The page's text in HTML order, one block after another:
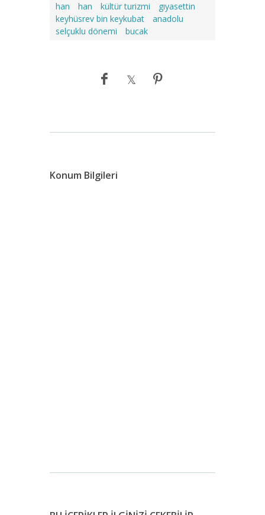
han
han kültür turizmi
gıyasettin
keyhüsrev bin keykubat
anadolu
selçuklu dönemi
bucak
Konum Bilgileri